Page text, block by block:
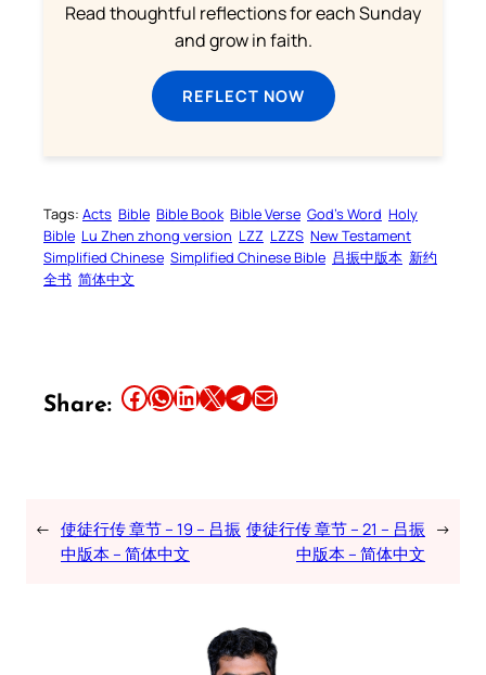
Read thoughtful reflections for each Sunday
and grow in faith.
REFLECT NOW
Tags: Acts Bible Bible Book Bible Verse God’s Word Holy
Bible Lu Zhen zhong version LZZ LZZS New Testament
Simplified Chinese Simplified Chinese Bible 吕振中版本 新约
全书 简体中文
Share: Share this article on Facebook Share this article on WhatsApp Share this article on LinkedIn Share this article on X Share this article on TelegramEmail this Article
← 使徒行传 章节 – 19 – 吕振
中版本 – 简体中文
使徒行传 章节 – 21 – 吕振
中版本 – 简体中文
→